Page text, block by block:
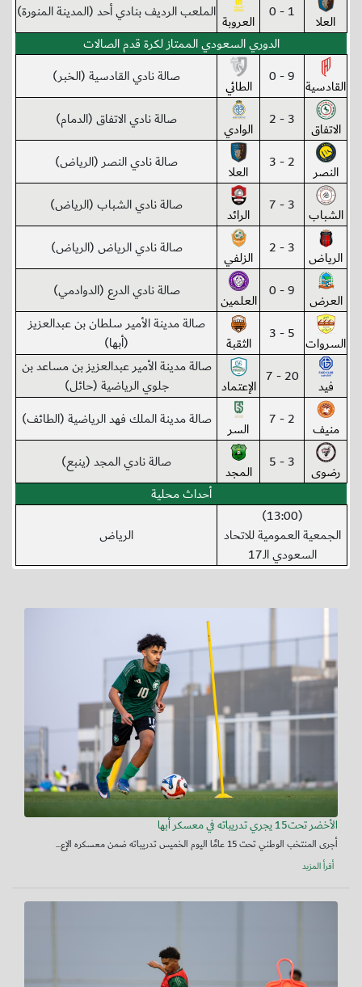
العلا 1 - 0 العروبة الملعب الرديف بنادي أحد (المدينة المنورة)
الدوري السعودي الممتاز لكرة قدم الصالات
القادسية 9 - 0 الطائي صالة نادي القادسية (الخبر)
الاتفاق 3 - 2 الوادي صالة نادي الاتفاق (الدمام)
النصر 2 - 3 العلا صالة نادي النصر (الرياض)
الشباب 3 - 7 الرائد صالة نادي الشباب (الرياض)
الرياض 3 - 2 الزلفي صالة نادي الرياض (الرياض)
العرض 9 - 0 العلمين صالة نادي الدرع (الدوادمي)
السروات 5 - 3 الثقبة
صالة مدينة الأمير سلطان بن عبدالعزيز
(أبها)
فيد 20 - 7 الإعتماد
صالة مدينة الأمير عبدالعزيز بن مساعد بن
جلوي الرياضية (حائل)
منيف 2 - 7 السر صالة مدينة الملك فهد الرياضية (الطائف)
رضوى 3 - 5 المجد
صالة نادي المجد (ينبع)
أحداث محلية
(13:00)
الجمعية العمومية للاتحاد
السعودي الـ17
الرياض
الأخضر تحت15 يجري تدريباته في معسكر أبها
أجرى المنتخب الوطني تحت 15 عامًا اليوم الخميس تدريباته ضمن معسكره الإع...
أقرأ المزيد